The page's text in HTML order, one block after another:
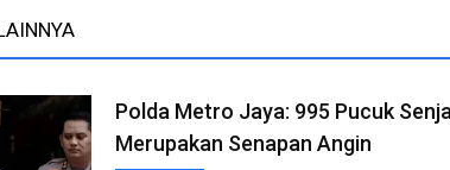
Polda Metro Jaya: 995 Pucuk
Merupakan Senapan Angin